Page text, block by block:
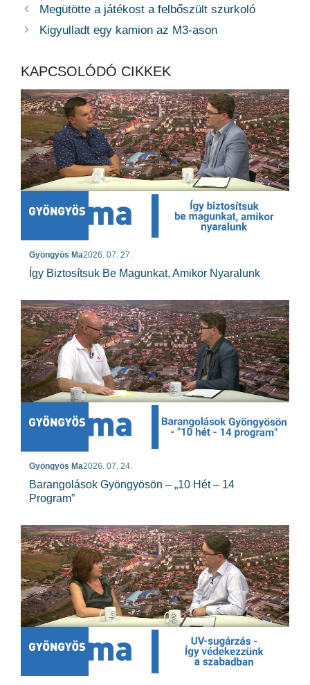
Megütötte a játékost a felbőszült szurkoló
Kigyulladt egy kamion az M3-ason
KAPCSOLÓDÓ CIKKEK
Gyöngyös Ma2026. 07. 27.
Így Biztosítsuk Be Magunkat, Amikor Nyaralunk
Gyöngyös Ma2026. 07. 24.
Barangolások Gyöngyösön – „10 Hét – 14
Program”